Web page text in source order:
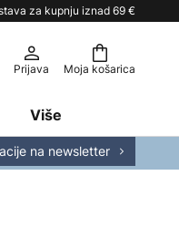
za kupnju iznad 69 €
Moja košarica
Prijava
Više
na newsletter